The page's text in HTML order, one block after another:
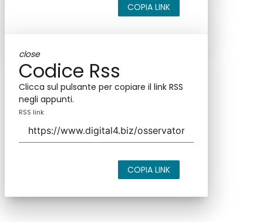
COPIA LINK
close
Codice Rss
Clicca sul pulsante per copiare il link RSS
negli appunti.
RSS link
COPIA LINK